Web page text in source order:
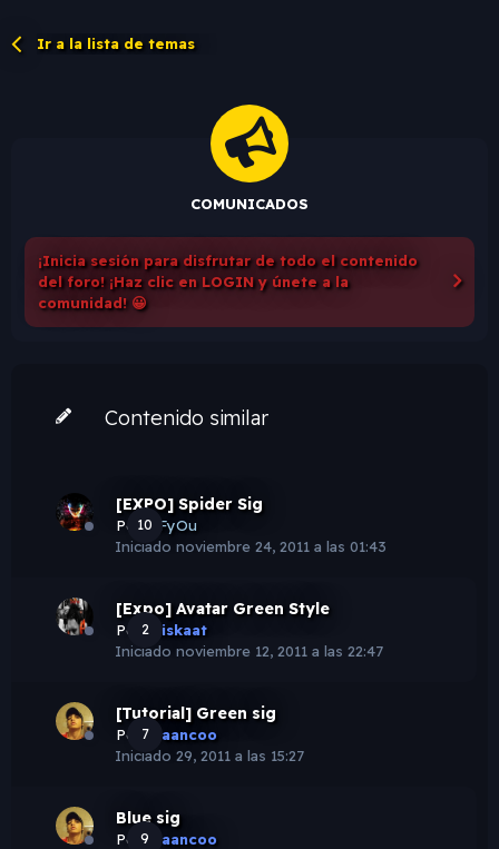
Ir a la lista de temas
COMUNICADOS
¡Inicia sesión para disfrutar de todo el contenido
del foro! ¡Haz clic en LOGIN y únete a la
comunidad! 😀
Contenido similar
10
[EXPO] Spider Sig
PorMFyOu
Iniciado noviembre 24, 2011 a las 01:43
2
[Expo] Avatar Green Style
PorHiiskaat
Iniciado noviembre 12, 2011 a las 22:47
7
[Tutorial] Green sig
PorFraancoo
Iniciado 29, 2011 a las 15:27
9
Blue sig
PorFraancoo